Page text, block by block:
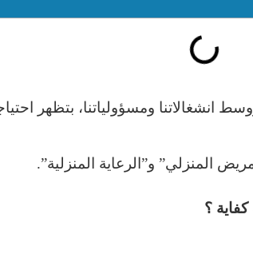
انشغالاتنا ومسؤولياتنا، بتظهر
المنزلي” و”الرعاية المنزلية”.
؟